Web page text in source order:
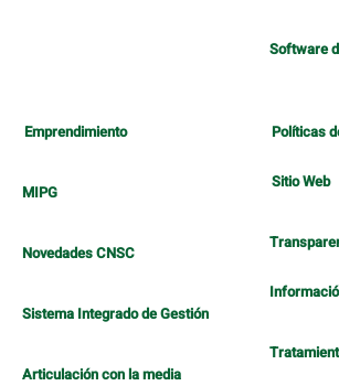
Software
Emprendimiento
MIPG
Novedades CNSC
Sistema Integrado de Gestión
Articulación con la media
Políticas
Sitio Web